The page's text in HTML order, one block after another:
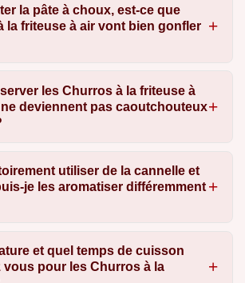
la pâte à choux, est-ce que
la friteuse à air vont bien gonfler
les Churros à la friteuse à
deviennent pas caoutchouteux
utiliser de la cannelle et
je les aromatiser différemment
et quel temps de cuisson
vous pour les Churros à la